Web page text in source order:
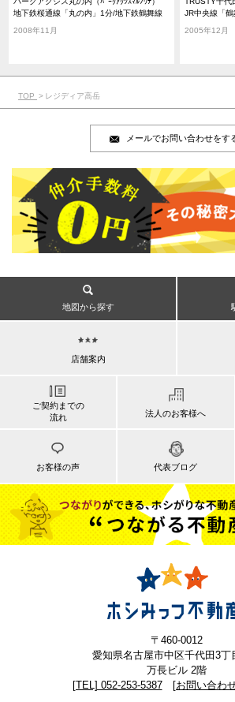
地下鉄桜通線「丸の内」1分/地下鉄鶴舞線
2008年11月
JR中央線「
2005年12月
TOP レジディア高岳
メールでお問い合わせをす
地図から探す
店舗案内
ご契約までの
流れ
法人のお客様へ
お客様の声 代表ブログ
〒460-0012
愛知県名古屋市中区千代田3丁
万長ビル 2階
[TEL] 052-253-5387
[お問い合わ